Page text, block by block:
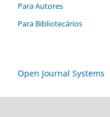
Para Autores
Para Bibliotecários
Open Journal Systems